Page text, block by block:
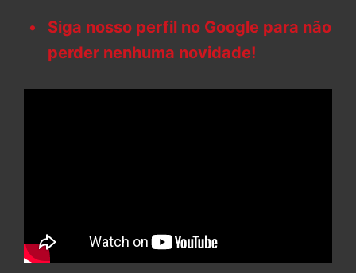
Siga nosso perfil no Google para não
perder nenhuma novidade!